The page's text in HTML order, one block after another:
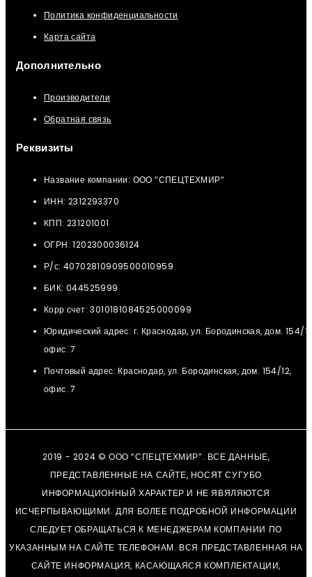
Политика конфиденциальности
Карта сайта
Дополнительно
Производители
Обратная связь
Реквизиты
Название компании: ООО “СПЕЦТЕХМИР“
ИНН: 2312293370
КПП: 231201001
ОГРН: 1202300036124
Р/с: 40702810909500010959
БИК: 044525999
Корр.счет: 3010181084525000099
Юридический адрес: г. Краснодар, ул. Бородинская, дом. 154/
офис. 7
Почтовый адрес: Краснодар, ул. Бородинская, дом. 154/12,
офис. 7
2019 - 2024 © ООО “СПЕЦТЕХМИР”. ВСЕ ДАННЫЕ,
ПРЕДСТАВЛЕННЫЕ НА САЙТЕ, НОСЯТ СУГУБО
ИНФОРМАЦИОННЫЙ ХАРАКТЕР И НЕ ЯВЯЛЯЮТСЯ
ИСЧЕРПЫВАЮЩИМИ. ДЛЯ БОЛЕЕ ПОДРОБНОЙ ИНФОРМАЦИИ
СЛЕДУЕТ ОБРАЩАТЬСЯ К МЕНЕДЖЕРАМ КОМПАНИИ ПО
УКАЗАННЫМ НА САЙТЕ ТЕЛЕФОНАМ. ВСЯ ПРЕДСТАВЛЕННАЯ НА
САЙТЕ ИНФОРМАЦИЯ, КАСАЮЩАЯСЯ КОМПЛЕКТАЦИИ,